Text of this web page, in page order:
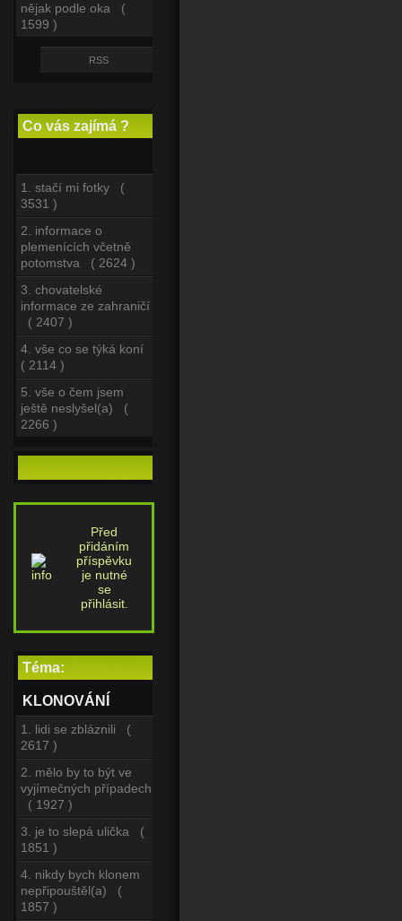
nějak podle oka (
1599 )
RSS
Co vás zajímá ?
1. stačí mi fotky (
3531 )
2. informace o
plemenících včetně
potomstva ( 2624 )
3. chovatelské
informace ze zahraničí
( 2407 )
4. vše co se týká koní
( 2114 )
5. vše o čem jsem
ještě neslyšel(a) (
2266 )
Před
přidáním
příspěvku
je nutné
se
přihlásit.
Téma:
KLONOVÁNÍ
1. lidi se zbláznili (
2617 )
2. mělo by to být ve
vyjímečných případech
( 1927 )
3. je to slepá ulička (
1851 )
4. nikdy bych klonem
nepřipouštěl(a) (
1857 )